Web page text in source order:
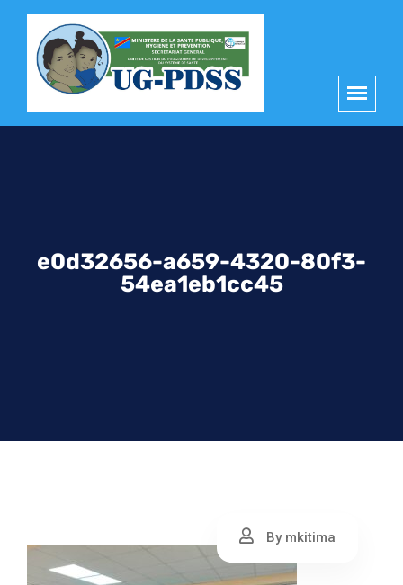
e0d32656-a659-4320-80f3-
54ea1eb1cc45
By mkitima